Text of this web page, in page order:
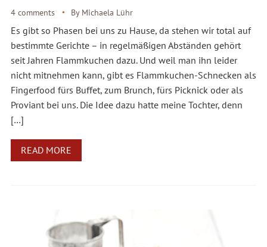
4 comments By Michaela Lühr
Es gibt so Phasen bei uns zu Hause, da stehen wir total auf
bestimmte Gerichte – in regelmäßigen Abständen gehört
seit Jahren Flammkuchen dazu. Und weil man ihn leider
nicht mitnehmen kann, gibt es Flammkuchen-Schnecken als
Fingerfood fürs Buffet, zum Brunch, fürs Picknick oder als
Proviant bei uns. Die Idee dazu hatte meine Tochter, denn
[…]
READ MORE